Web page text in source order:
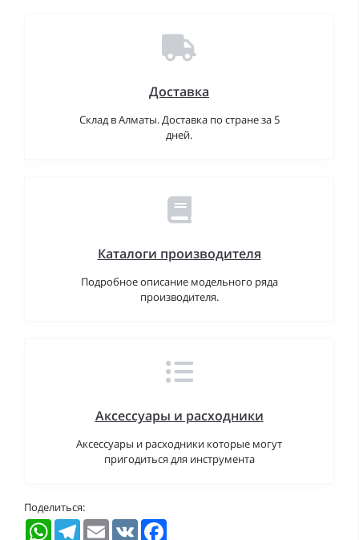
Доставка
Склад в Алматы. Доставка по стране за 5
дней.
Каталоги производителя
Подробное описание модельного ряда
производителя.
Аксессуары и расходники
Аксессуары и расходники которые могут
пригодиться для инструмента
Поделиться:
WhatsAppTelegramEmail VK